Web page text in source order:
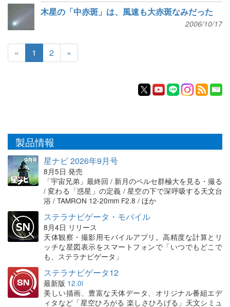
木星の「中赤斑」は、風速も大赤斑なみだった
2006/10/17
« 1 2 »
製品情報
星ナビ 2026年9月号
8月5日 発売
「宇宙兄弟」最終回 / 新月のペルセ群極大を見る・撮る
/ 変わる「惑星」の定義 / 星空の下で深呼吸する天文台
浴 / TAMRON 12-20mm F2.8 / ほか
ステラナビゲータ・モバイル
8月4日 リリース
天体観察・撮影用モバイルアプリ。高精度な計算とリ
ッチな星図表示をスマートフォンで「いつでもどこで
も、ステラナビゲータ」
ステラナビゲータ12
最新版 12.0i
美しい描画、豊富な天体データ、オリジナル番組エデ
ィタなど「星空ひろがる 楽しさひろげる」天文シミュ